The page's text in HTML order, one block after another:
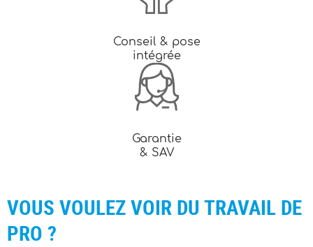
Conseil & pose
intégrée
Garantie
& SAV
VOUS VOULEZ VOIR DU TRAVAIL DE
PRO ?